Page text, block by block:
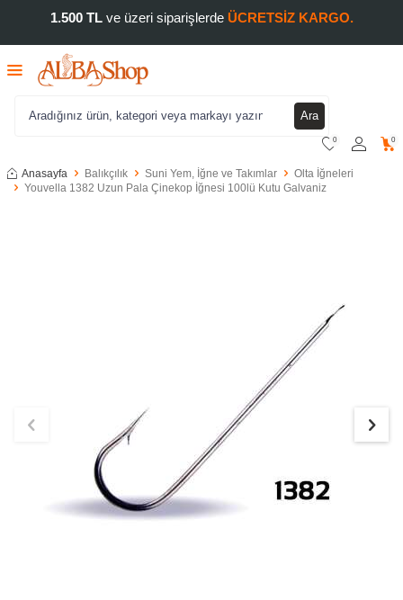
1.500 TLve üzeri siparişlerde ÜCRETSİZ KARGO.
Ara
0 0
Anasayfa Balıkçılık Suni Yem, İğne ve Takımlar
Olta İğneleri
Youvella 1382 Uzun Pala Çinekop İğnesi 100lü Kutu Galvaniz